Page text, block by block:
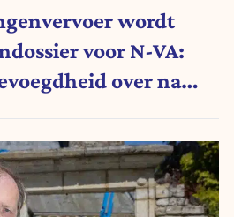
wordt
voor N-VA:
over na